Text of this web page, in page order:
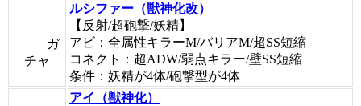
ガ
チャ
ルシファー（獣神化改）
【反射/超砲撃/妖精】
アビ：全属性キラーM/バリアM/超SS短縮
コネクト：超ADW/弱点キラー/壁SS短縮
条件：妖精が4体/砲撃型が4体
アイ（獣神化）